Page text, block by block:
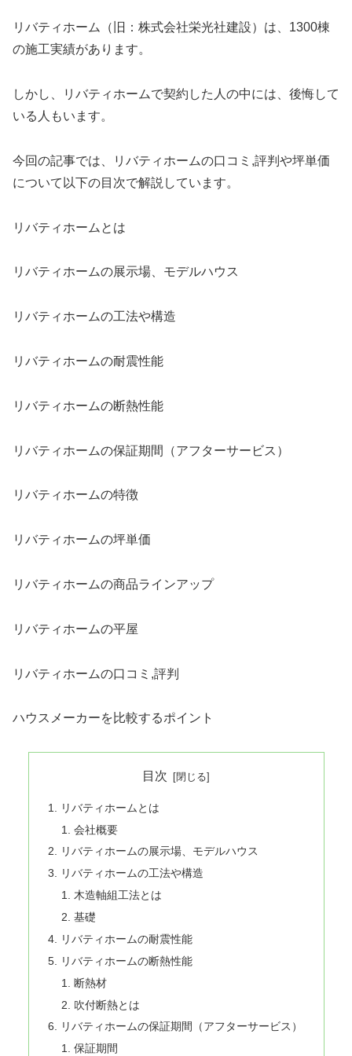
リバティホーム（旧：株式会社栄光社建設）は、1300棟
の施工実績があります。
しかし、リバティホームで契約した人の中には、後悔して
いる人もいます。
今回の記事では、リバティホームの口コミ,評判や坪単価
について以下の目次で解説しています。
リバティホームとは
リバティホームの展示場、モデルハウス
リバティホームの工法や構造
リバティホームの耐震性能
リバティホームの断熱性能
リバティホームの保証期間（アフターサービス）
リバティホームの特徴
リバティホームの坪単価
リバティホームの商品ラインアップ
リバティホームの平屋
リバティホームの口コミ,評判
ハウスメーカーを比較するポイント
目次
リバティホームとは
会社概要
リバティホームの展示場、モデルハウス
リバティホームの工法や構造
木造軸組工法とは
基礎
リバティホームの耐震性能
リバティホームの断熱性能
断熱材
吹付断熱とは
リバティホームの保証期間（アフターサービス）
保証期間